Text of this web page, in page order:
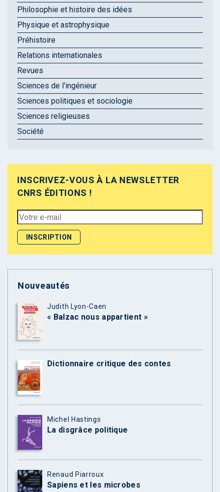
Philosophie et histoire des idées
Physique et astrophysique
Préhistoire
Relations internationales
Revues
Sciences de l'ingénieur
Sciences politiques et sociologie
Sciences religieuses
Société
INSCRIVEZ-VOUS À LA NEWSLETTER
CNRS ÉDITIONS !
Nouveautés
Judith Lyon-Caen
« Balzac nous appartient »
Dictionnaire critique des contes
Michel Hastings
La disgrâce politique
Renaud Piarroux
Sapiens et les microbes